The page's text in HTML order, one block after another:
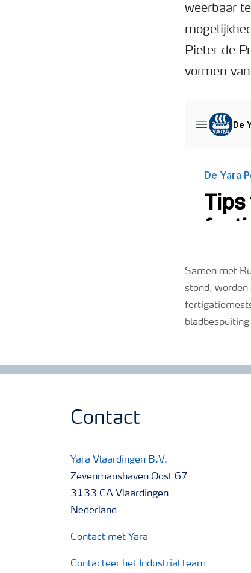
weerbaar
Pieter de
vormen
Samen met
stond, worden
Contact
Yara Vlaardingen B.V.
Zevenmanshaven Oost 67
3133 CA Vlaardingen
Nederland
Contact met Yara
Contacteer het Industrial team